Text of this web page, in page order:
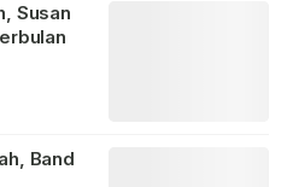
Susan
Band